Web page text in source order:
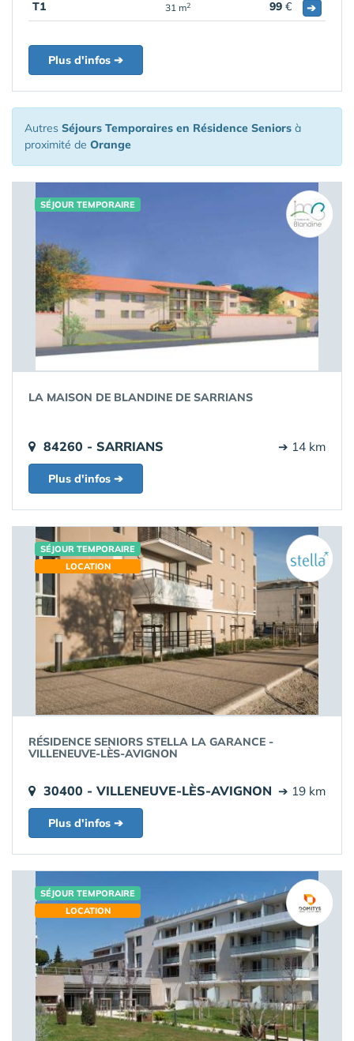
T1
31 m2 99 € ➔
Plus d'infos ➔
Autres Séjours Temporaires en Résidence Seniors à
proximité de Orange
SÉJOUR TEMPORAIRE
LA MAISON DE BLANDINE DE SARRIANS
84260 - SARRIANS ➔ 14 km
Plus d'infos ➔
SÉJOUR TEMPORAIRE
LOCATION
RÉSIDENCE SENIORS STELLA LA GARANCE -
VILLENEUVE-LÈS-AVIGNON
30400 - VILLENEUVE-LÈS-AVIGNON ➔ 19 km
Plus d'infos ➔
SÉJOUR TEMPORAIRE
LOCATION